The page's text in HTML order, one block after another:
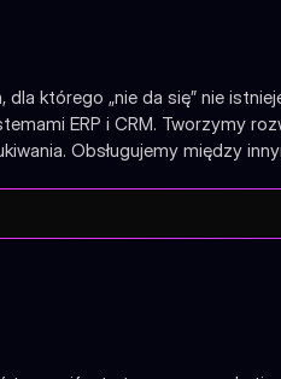
dla którego „nie da się” nie
ERP i CRM. Tworzymy
Obsługujemy między